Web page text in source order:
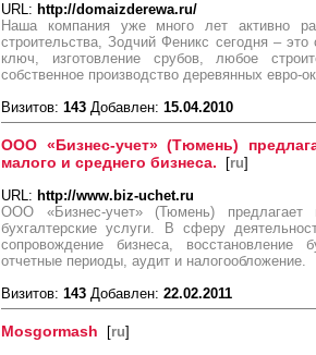
URL: http://domaizderewa.ru/
Наша компания уже много лет активно
строительства, Зодчий Феникс сегодня –
ключ, изготовление срубов, любое
собственное производство деревянных евро-
Визитов: 143 Добавлен: 15.04.2010
ООО «Бизнес-учет» (Тюмень)
малого и среднего бизнеса. [ru]
URL: http://www.biz-uchet.ru
ООО «Бизнес-учет» (Тюмень)
бухгалтерские услуги. В сферу
сопровождение бизнеса, восстановление
отчетные периоды, аудит и налогообложение.
Визитов: 143 Добавлен: 22.02.2011
Mosgormash [ru]